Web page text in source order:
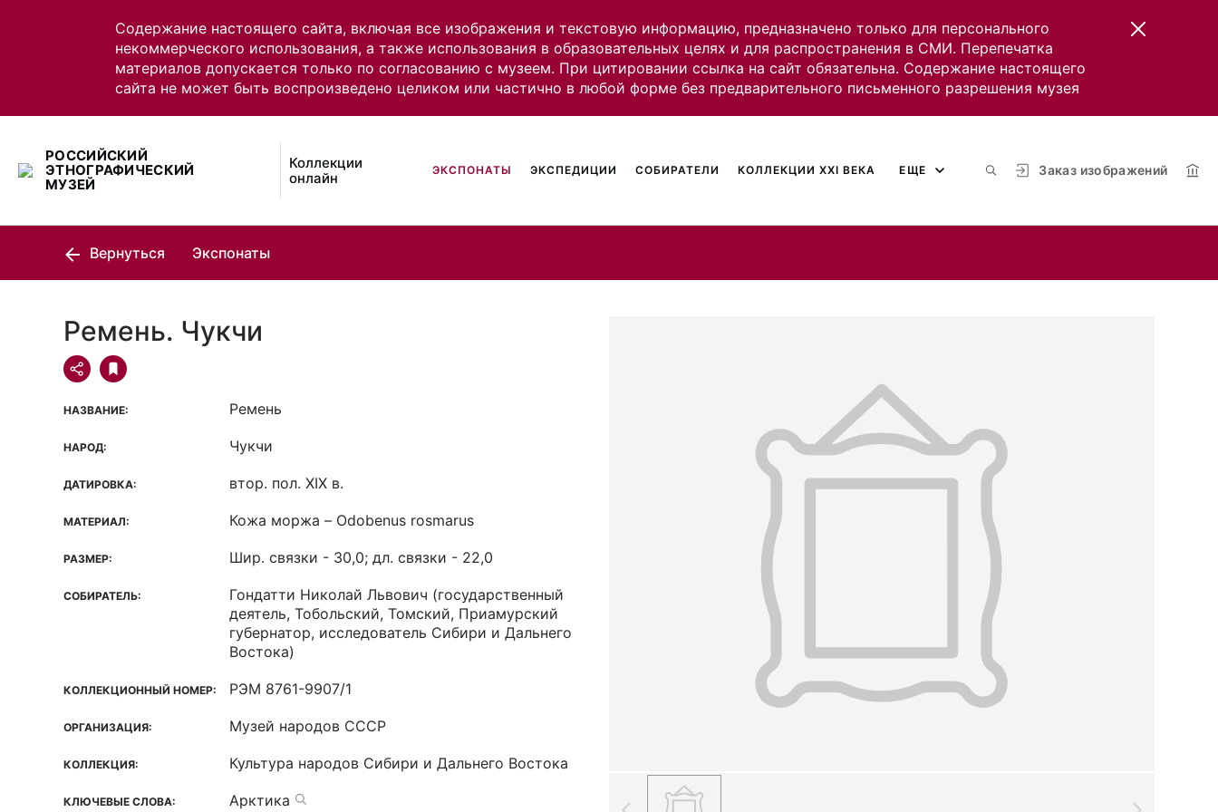
Содержание настоящего сайта, включая все изображения и текстовую информацию, предназначено только для персонального
некоммерческого использования, а также использования в образовательных целях и для распространения в СМИ. Перепечатка
материалов допускается только по согласованию с музеем. При цитировании ссылка на сайт обязательна. Содержание настоящего
сайта не может быть воспроизведено целиком или частично в любой форме без предварительного письменного разрешения музея
РОССИЙСКИЙ
ЭТНОГРАФИЧЕСКИЙ
МУЗЕЙ
Коллекции
онлайн
Заказ изображений
ЭКСПОНАТЫ ЭКСПЕДИЦИИ СОБИРАТЕЛИ КОЛЛЕКЦИИ XXI ВЕКА ЕЩЕ
Вернуться Экспонаты
Ремень. Чукчи
НАЗВАНИЕ: Ремень
НАРОД: Чукчи
ДАТИРОВКА: втор. пол. XIX в.
МАТЕРИАЛ: Кожа моржа – Odobenus rosmarus
РАЗМЕР: Шир. связки - 30,0; дл. связки - 22,0
СОБИРАТЕЛЬ: Гондатти Николай Львович (государственный
деятель, Тобольский, Томский, Приамурский
губернатор, исследователь Сибири и Дальнего
Востока)
КОЛЛЕКЦИОННЫЙ НОМЕР: РЭМ 8761-9907/1
ОРГАНИЗАЦИЯ: Музей народов СССР
КОЛЛЕКЦИЯ: Культура народов Сибири и Дальнего Востока
КЛЮЧЕВЫЕ СЛОВА: Арктика